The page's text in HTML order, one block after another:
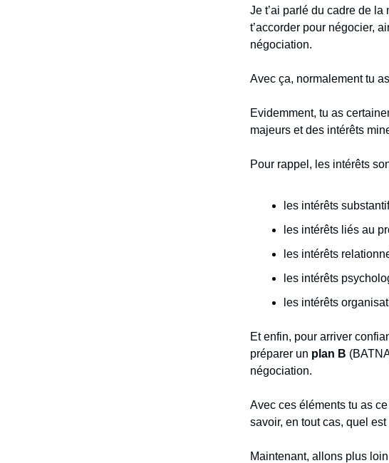
Je t’ai parlé du cadre de la
t’accorder pour négocier,
négociation.
Avec ça, normalement tu
Evidemment, tu as
majeurs et des intérêts
Pour rappel, les intérêts
les intérêts
les intérêts liés au
les intérêts
les intérêts
les intérêts
Et enfin, pour arriver
préparer un plan B
négociation.
Avec ces éléments tu as
savoir, en tout cas, quel
Maintenant, allons plus